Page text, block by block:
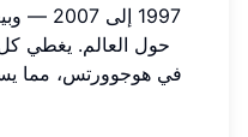
حول العالم. يغطي كل
في هوجوورتس، مما